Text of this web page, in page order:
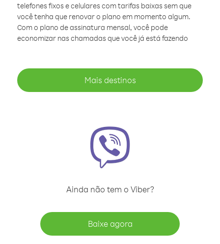
telefones fixos e celulares com tarifas baixas sem que
você tenha que renovar o plano em momento algum.
Com o plano de assinatura mensal, você pode
economizar nas chamadas que você já está fazendo
Mais destinos
Ainda não tem o Viber?
Baixe agora